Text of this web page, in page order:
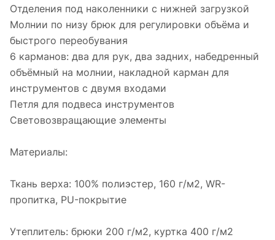
Отделения под наколенники с нижней загрузкой
Молнии по низу брюк для регулировки объёма и
быстрого переобувания
6 карманов: два для рук, два задних, набедренный
объёмный на молнии, накладной карман для
инструментов с двумя входами
Петля для подвеса инструментов
Световозвращающие элементы
Материалы:
Ткань верха: 100% полиэстер, 160 г/м2, WR-
пропитка, PU-покрытие
Утеплитель: брюки 200 г/м2, куртка 400 г/м2